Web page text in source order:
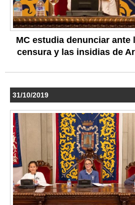
MC estudia denunciar
censura y las insidias de
31/10/2019